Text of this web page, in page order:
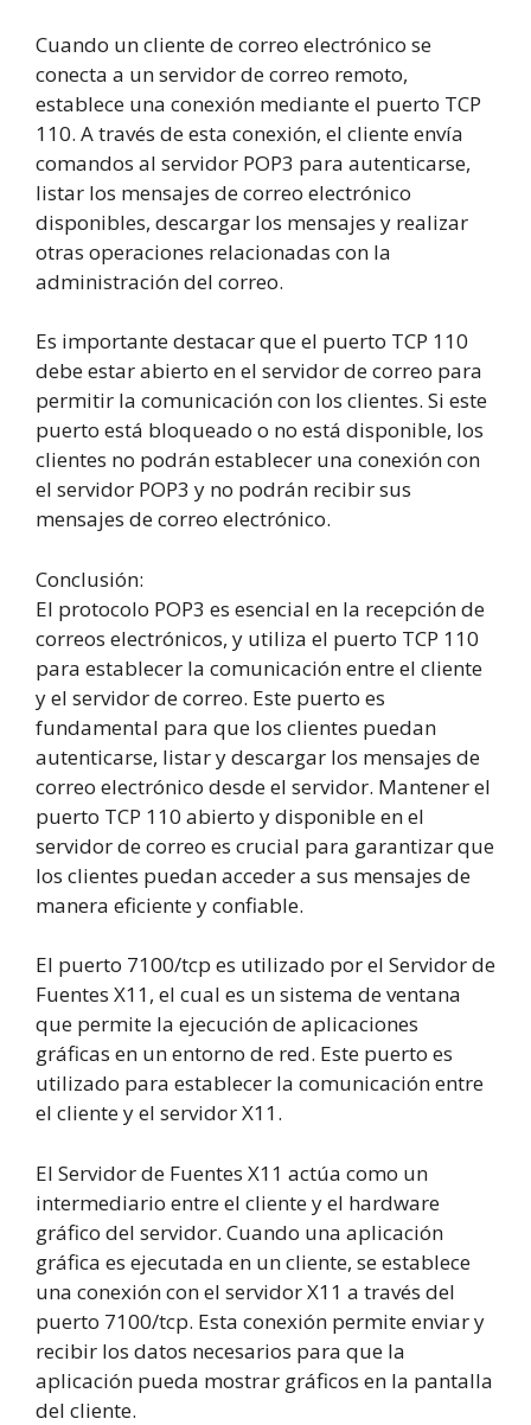
Cuando un cliente de correo electrónico se
conecta a un servidor de correo remoto,
establece una conexión mediante el puerto TCP
110. A través de esta conexión, el cliente envía
comandos al servidor POP3 para autenticarse,
listar los mensajes de correo electrónico
disponibles, descargar los mensajes y realizar
otras operaciones relacionadas con la
administración del correo.
Es importante destacar que el puerto TCP 110
debe estar abierto en el servidor de correo para
permitir la comunicación con los clientes. Si este
puerto está bloqueado o no está disponible, los
clientes no podrán establecer una conexión con
el servidor POP3 y no podrán recibir sus
mensajes de correo electrónico.
Conclusión:
El protocolo POP3 es esencial en la recepción de
correos electrónicos, y utiliza el puerto TCP 110
para establecer la comunicación entre el cliente
y el servidor de correo. Este puerto es
fundamental para que los clientes puedan
autenticarse, listar y descargar los mensajes de
correo electrónico desde el servidor. Mantener el
puerto TCP 110 abierto y disponible en el
servidor de correo es crucial para garantizar que
los clientes puedan acceder a sus mensajes de
manera eficiente y confiable.
El puerto 7100/tcp es utilizado por el Servidor de
Fuentes X11, el cual es un sistema de ventana
que permite la ejecución de aplicaciones
gráficas en un entorno de red. Este puerto es
utilizado para establecer la comunicación entre
el cliente y el servidor X11.
El Servidor de Fuentes X11 actúa como un
intermediario entre el cliente y el hardware
gráfico del servidor. Cuando una aplicación
gráfica es ejecutada en un cliente, se establece
una conexión con el servidor X11 a través del
puerto 7100/tcp. Esta conexión permite enviar y
recibir los datos necesarios para que la
aplicación pueda mostrar gráficos en la pantalla
del cliente.